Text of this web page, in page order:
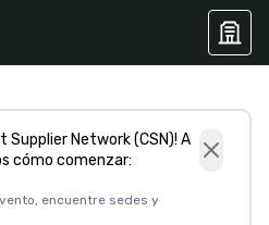
Supplier Network (CSN)! A
cómo comenzar:
encuentre sedes y